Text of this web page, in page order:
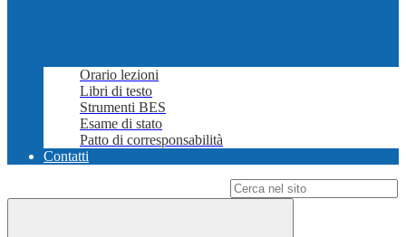
Orario lezioni
Libri di testo
Strumenti BES
Esame di stato
Patto di corresponsabilità
Contatti